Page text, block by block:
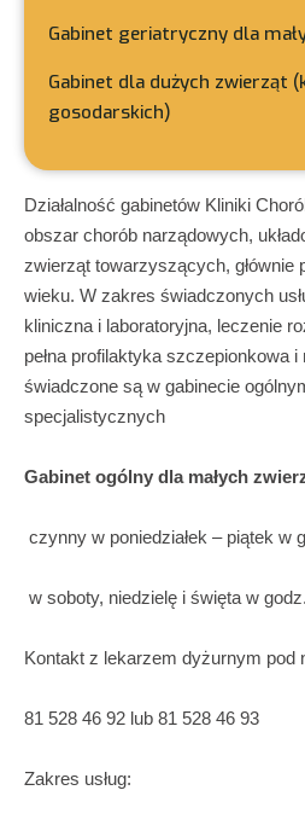
Gabinet geriatryczny dla
Gabinet dla dużych zwierząt
gosodarskich)
Działalność gabinetów Kliniki
obszar chorób narządowych,
zwierząt towarzyszących, głównie
wieku. W zakres świadczonych
kliniczna i laboratoryjna, leczenie
pełna profilaktyka szczepionkowa
świadczone są w gabinecie
specjalistycznych
Gabinet ogólny dla małych
czynny w poniedziałek – piątek w
w soboty, niedzielę i święta w
Kontakt z lekarzem dyżurnym pod
81 528 46 92 lub 81 528 46 93
Zakres usług: